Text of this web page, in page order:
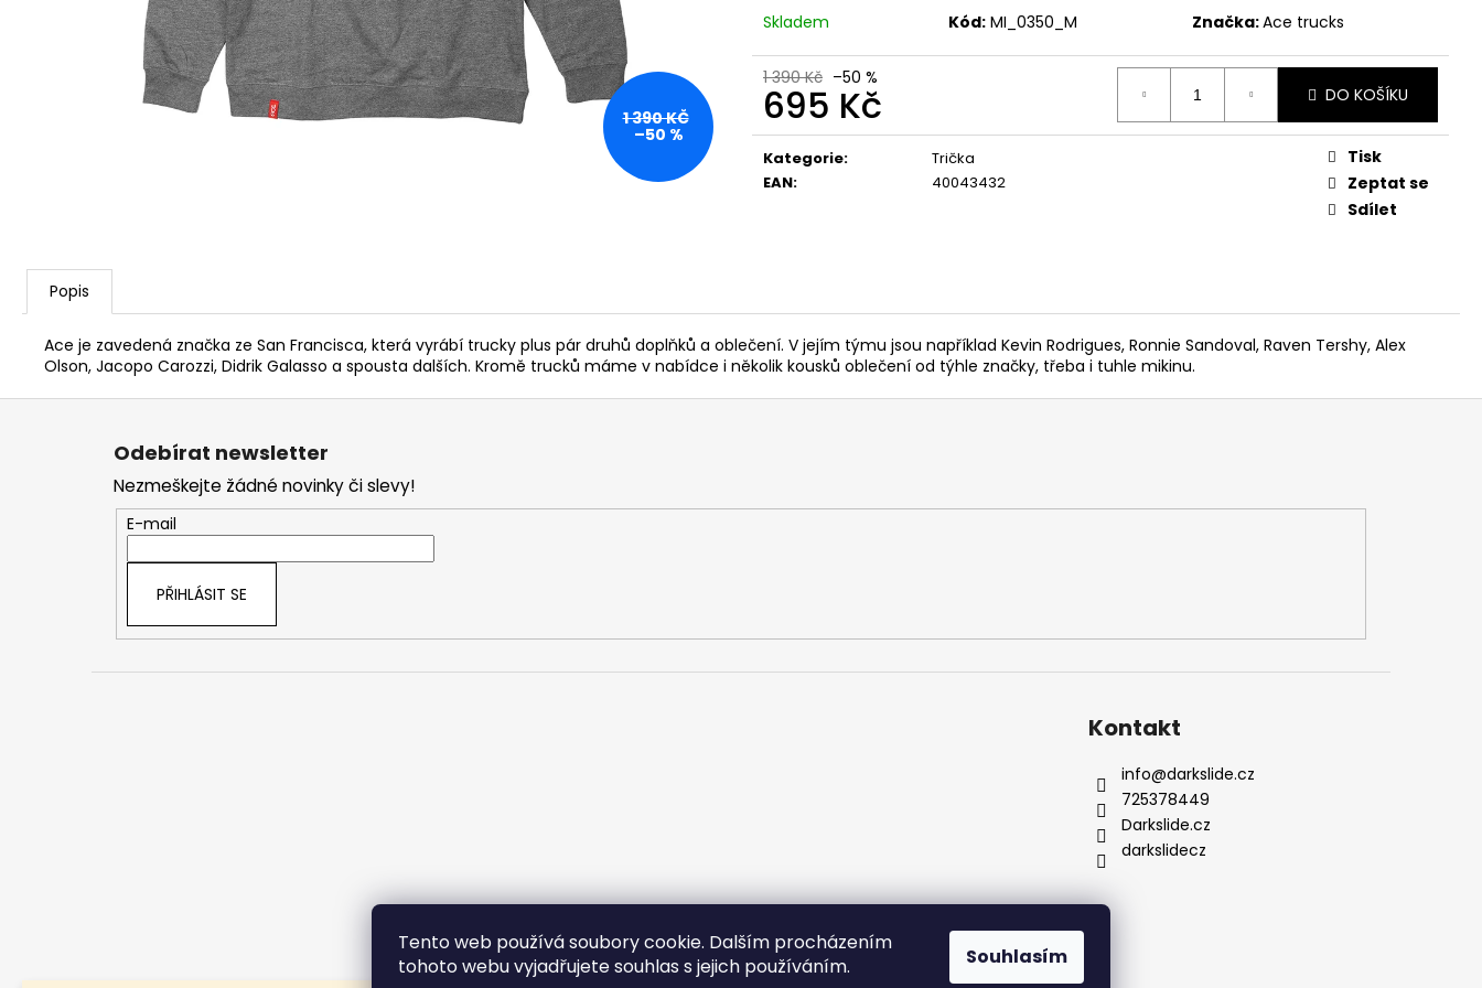
Tento web používá soubory cookie. Dalším procházením
tohoto webu vyjadřujete souhlas s jejich používáním.
Souhlasím
Skladem Kód: MI_0350_M Značka:Ace trucks
1 390 Kč –50 %
695 Kč
Měrná
cena:
DO KOŠÍKU
Kategorie:
Trička
EAN: 40043432
Tisk
Zeptat se
Sdílet
1 390 KČ
–50 %
Popis
Ace je zavedená značka ze San Francisca, která vyrábí trucky plus pár druhů doplňků a oblečení. V jejím týmu jsou například Kevin Rodrigues, Ronnie Sandoval, Raven Tershy, Alex
Olson, Jacopo Carozzi, Didrik Galasso a spousta dalších. Kromě trucků máme v nabídce i několik kousků oblečení od týhle značky, třeba i tuhle mikinu.
Z
Odebírat newsletter
Nezmeškejte žádné novinky či slevy!
E-mail
PŘIHLÁSIT SE
Kontakt
info@darkslide.cz
725378449
Darkslide.cz
darkslidecz